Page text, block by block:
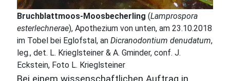
Bruchblattmoos-Moosbecherling (Lamprospora
esterlechnerae), Apothezium von unten, am 23.10.2018
im Tobel bei Eglofstal, an Dicranodontium denudatum,
leg., det. L. Krieglsteiner & A. Gminder, conf. J.
Eckstein, Foto L. Krieglsteiner